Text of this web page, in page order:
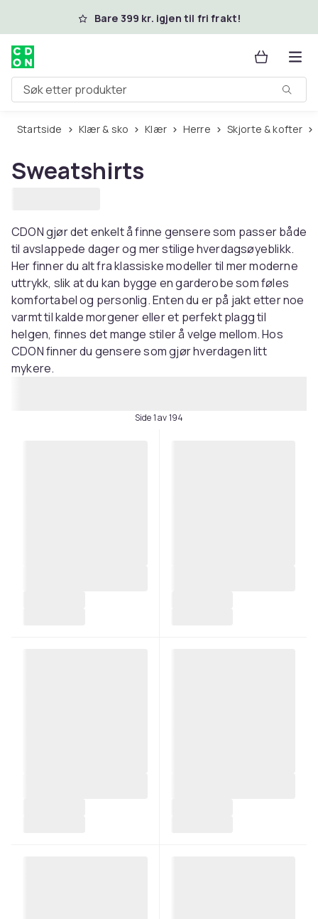
Hopp til hovedinnholdBare 399 kr. igjen til fri frakt!
Søk etter produkter
Startside Klær & sko Klær Herre Skjorte & kofter
Sweatshirts
CDON gjør det enkelt å finne gensere som passer både
til avslappede dager og mer stilige hverdagsøyeblikk.
Her finner du alt fra klassiske modeller til mer moderne
uttrykk, slik at du kan bygge en garderobe som føles
komfortabel og personlig. Enten du er på jakt etter noe
varmt til kalde morgener eller et perfekt plagg til
helgen, finnes det mange stiler å velge mellom. Hos
CDON finner du gensere som gjør hverdagen litt
mykere.
Side 1 av 194